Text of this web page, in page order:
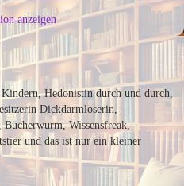
anzeigen
Hedonistin durch und durch,
Dickdarmloserin,
Bücherwurm, Wissensfreak,
und das ist nur ein kleiner